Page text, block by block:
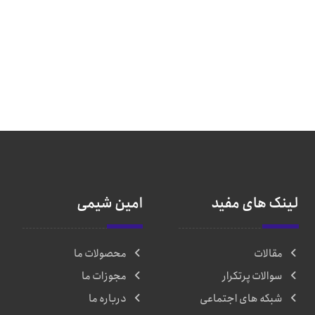
لینک های مفید
مقالات
سوالات پرتکرار
شبکه های اجتماعی
امین شیمی
محصولات ما
مجوزات ما
درباره ما